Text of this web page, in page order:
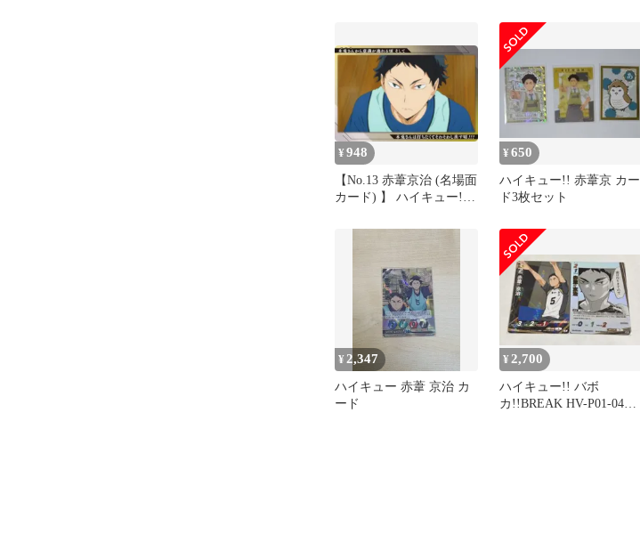
¥948
【No.13 赤葦京治 (名場面
カード) 】 ハイキュー!!
¥650
ハイキュー!! 赤葦京 カー
ド3枚セット
¥2,347
ハイキュー 赤葦 京治 カ
ード
¥2,700
ハイキュー!! バボ
カ!!BREAK HV-P01-045